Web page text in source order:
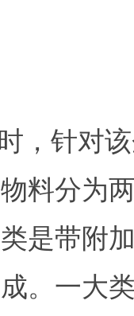
针对该
料分为
是带附
。一大